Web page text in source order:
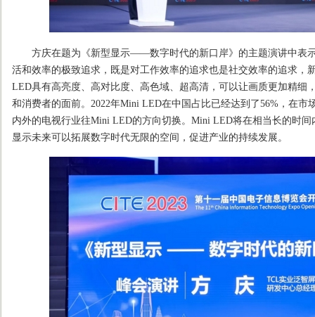
方庆在题为《新型显示——数字时代的新口岸》的主题演讲中表示
活和效率的极致追求，既是对工作效率的追求也是社交效率的追求，
LED具有高亮度、高对比度、高色域、超高清，可以让画质更加精细
和消费者的面前。2022年Mini LED在中国占比已经达到了56%，在市
内外的电视行业往Mini LED的方向切换。Mini LED将在相当长的时
显示未来可以拓展数字时代无限的空间，促进产业的持续发展。